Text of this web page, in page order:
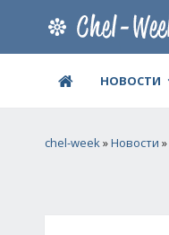
НОВОСТИ
chel-week»Новости »